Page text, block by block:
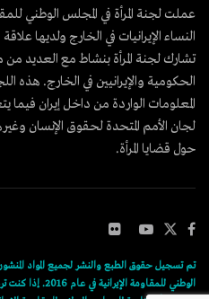
عملت لجنة المرأة في المجلس الوطني
النساء الإيرانيات في الخارج ولديها
تشارك لجنة المرأة بنشاط مع العديد من
الحكومية والإيرانيين في الخارج. هذه
المعلومات الواردة من داخل إيران فيما
لجان الأمم المتحدة لحقوق الإنسان
حول قضايا المرأة.
تم تسجيل حقوق الطبع والنشر لجميع المواد
الوطني للمقاومة